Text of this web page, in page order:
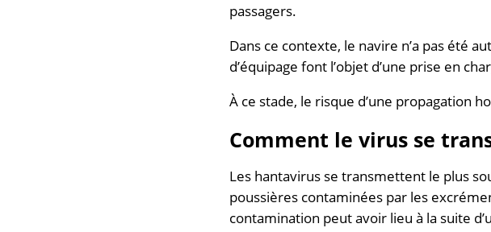
passagers.
Dans ce contexte, le navire n’a pas été
d’équipage font l’objet d’une prise en
À ce stade, le risque d’une propagation
Comment le virus se
Les hantavirus se transmettent le plus
poussières contaminées par les
contamination peut avoir lieu à la suite